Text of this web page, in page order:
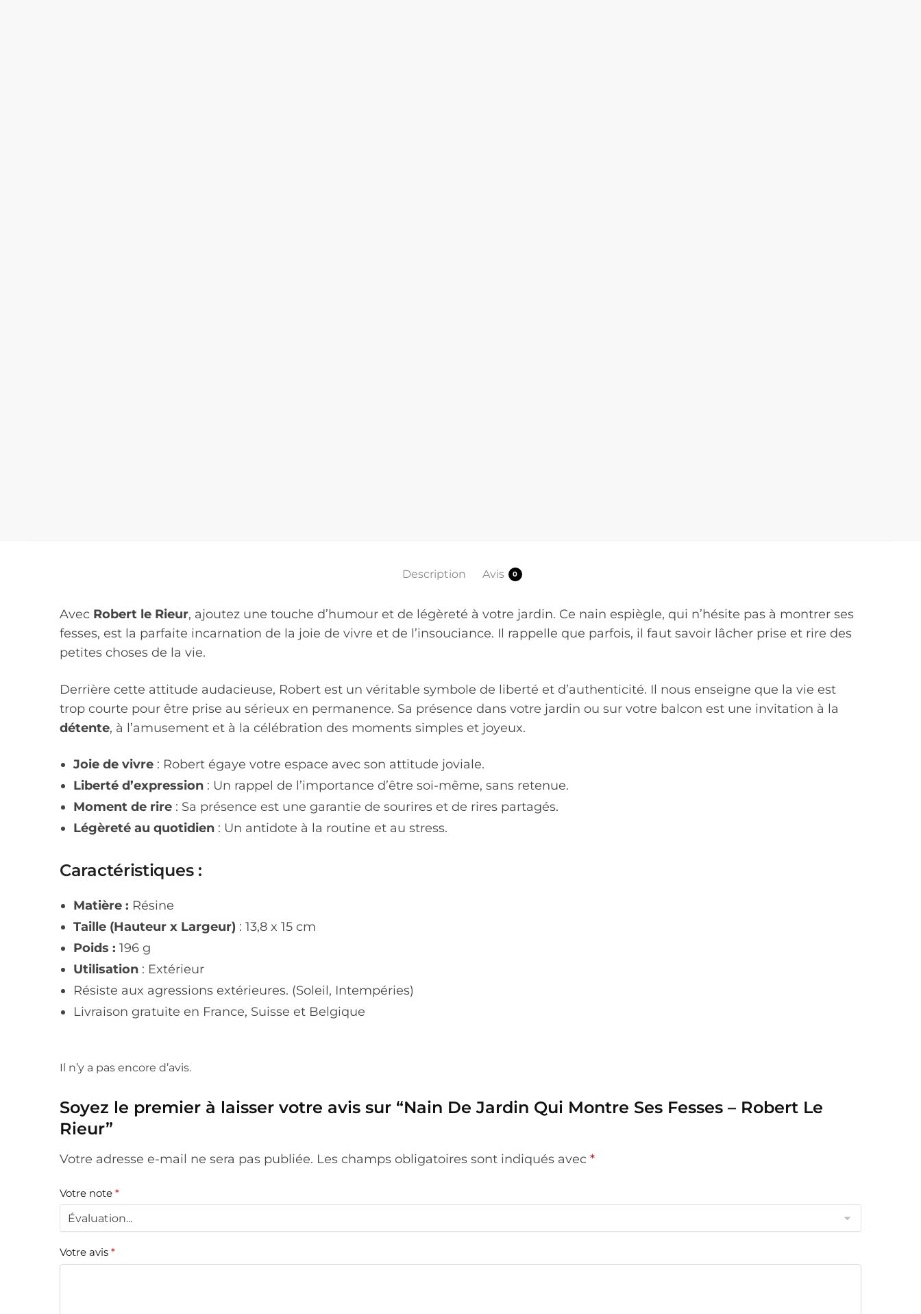
Description Avis 0
Avec Robert le Rieur, ajoutez une touche d’humour et de légèreté à votre jardin. Ce nain espiègle, qui n’hésite pas à montrer ses
fesses, est la parfaite incarnation de la joie de vivre et de l’insouciance. Il rappelle que parfois, il faut savoir lâcher prise et rire des
petites choses de la vie.
Derrière cette attitude audacieuse, Robert est un véritable symbole de liberté et d’authenticité. Il nous enseigne que la vie est
trop courte pour être prise au sérieux en permanence. Sa présence dans votre jardin ou sur votre balcon est une invitation à la
détente, à l’amusement et à la célébration des moments simples et joyeux.
Joie de vivre : Robert égaye votre espace avec son attitude joviale.
Liberté d’expression : Un rappel de l’importance d’être soi-même, sans retenue.
Moment de rire : Sa présence est une garantie de sourires et de rires partagés.
Légèreté au quotidien : Un antidote à la routine et au stress.
Caractéristiques :
Matière : Résine
Taille (Hauteur x Largeur) : 13,8 x 15 cm
Poids : 196 g
Utilisation : Extérieur
Résiste aux agressions extérieures. (Soleil, Intempéries)
Livraison gratuite en France, Suisse et Belgique
Il n’y a pas encore d’avis.
Soyez le premier à laisser votre avis sur “Nain De Jardin Qui Montre Ses Fesses – Robert Le
Rieur”
Votre adresse e-mail ne sera pas publiée. Les champs obligatoires sont indiqués avec*
Votre note*
Votre avis*